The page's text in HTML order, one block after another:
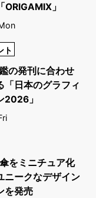
」
ト
の発刊に合わせ
「日本のグラフィ
2026」
をミニチュア化
ニークなデザイン
を発売